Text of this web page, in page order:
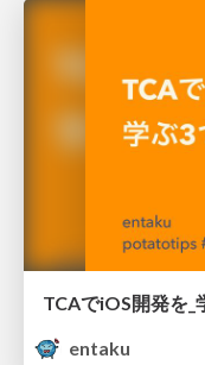
TCAでiOS開発を
entaku